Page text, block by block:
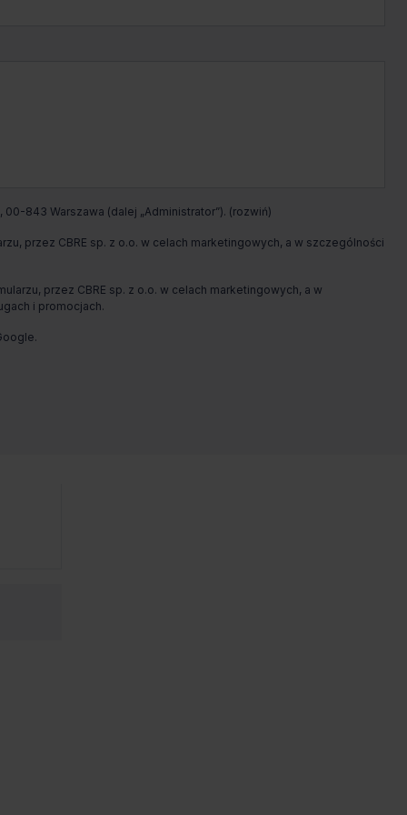
Umów spotkanie
843 Warszawa (dalej „Administrator”).
przez CBRE sp. z o.o. w celach marketingowych, a w szczególności
przez CBRE sp. z o.o. w celach marketingowych, a w
i promocjach.